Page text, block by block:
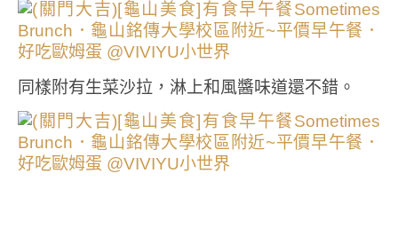
同樣附有生菜沙拉，淋上和風醬味道還不錯。